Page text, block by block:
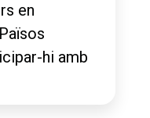
en
hi amb